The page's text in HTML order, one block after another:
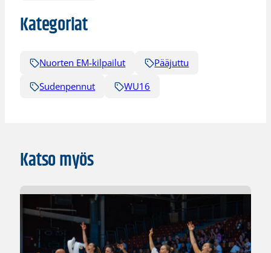
Kategoriat
Nuorten EM-kilpailut
Pääjuttu
Sudenpennut
WU16
Katso myös